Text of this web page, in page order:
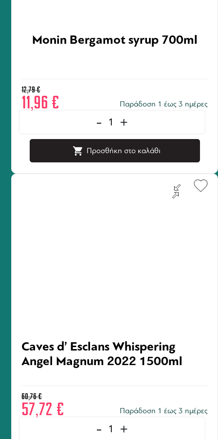
Monin Bergamot syrup 700ml
12,79€
11,96 € Παράδοση 1 έως 3 ημέρες
- +
Προσθήκη στο καλάθι
Caves d’ Esclans Whispering
Angel Magnum 2022 1500ml
60,76€
57,72 € Παράδοση 1 έως 3 ημέρες
- +